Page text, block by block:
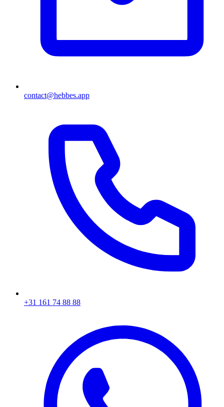
contact@hebbes.app
+31 161 74 88 88‬​​​​‌ ‍ ​‍​‍‌‍ ‌ ​‍‌‍‍‌‌‍‌ ‌‍‍‌‌‍ ‍​‍​‍​ ‍‍​‍​‍‌ ​ ‌‍​‌‌‍ ‍‌‍‍‌‌ ‌​‌ ‍‌​‍ ‍‌‍‍‌‌‍ ​‍​‍​‍ ​​‍​‍‌‍‍​‌ ​‍‌‍‌‌‌‍‌‍​‍​‍​ ‍‍​‍​‍‌‍‍​‌ ‌​‌ ‌​‌ ​​​ ‍‍​‍ ​‍ ‌‍ ​‌‍ ‌‍​ ‌‍​‌‌‍ ​‌‍‍​‌‍ ‌ ​ ‌ ‌​​ ‍‍​ ​ ​ ​ ​ ​ ​ ​ ​‍ ‌‍‍‌‌‍ ‍‌ ‌​‌‍‌‌‌‍ ‍‌ ‌​​‍ ‌‍‌‌‌‍‌​‌‍‍‌‌ ‌​​‍ ‌‍ ‌‌‍ ‌‍‌​‌‍‌‌​ ‌‌ ​​‌ ​‍‌‍‌‌‌ ​ ‌‍‌‌‌‍ ‍‌ ‌​‌‍​‌‌ ‌​‌‍‍‌‌‍ ‌‍ ‍​ ‍ ‌‍‍‌‌‍‌​​ ‌‌‍‌ ‌‍ ​‌‍ ‌‍​‍‌‍​‌‌‍ ​​ ‍ ‌ ‌​‌ ‍‌‌ ​​‌‍‌‌​ ‌‌‍‌ ‌‍ ​‌‍ ‌‍​‍‌‍​‌‌‍ ​​ ‍ ‌ ​​‌‍​‌‌ ‌​‌‍‍​​ ‌‌‍​ ‌‍ ‌‍ ‍‌ ‌​‌‍​‌‌‍​ ‌ ‌​​‍ ‍‌ ​​‌‍‍​‌‍ ‌‍ ‍‌‍‌‌​ ‌‍​‍‌‍​‌‌ ​ ‌‍‌‌‌‌‌‌‌ ​‍‌‍ ​​ ‌‌‍‍​‌ ‌​‌ ‌​‌ ​​​‍‌‌​ ​ ‌​​‌​‍‌‌​ ​‍‌​‌‍​‍‌‌​ ​‍‌​‌‍‌‍ ​‌‍ ‌‍​ ‌‍​‌‌‍ ​‌‍‍​‌‍ ‌ ​ ‌ ‌​​‍‌‌​ ​ ‌​​‌​ ​ ​ ​ ​ ​ ​ ​ ​‍‌‍‌‍‍‌‌‍‌​​ ‌‌‍‌ ‌‍ ​‌‍ ‌‍​‍‌‍​‌‌‍ ​​‍‌‍‌ ‌​‌ ‍‌‌ ​​‌‍‌‌​ ‌‌‍‌ ‌‍ ​‌‍ ‌‍​‍‌‍​‌‌‍ ​​‍‌‍‌ ​​‌‍​‌‌ ‌​‌‍‍​​ ‌‌‍​ ‌‍ ‌‍ ‍‌ ‌​‌‍​‌‌‍​ ‌ ‌​​‍ ‍‌ ​​‌‍‍​‌‍ ‌‍ ‍‌‍‌‌​‍‌‍‌ ​​‌‍‌‌‌ ​‍‌ ​ ‌ ​​‌‍‌‌‌‍​ ‌ ‌​‌‍‍‌‌ ‌‍‌‍‌‌​ ‌‌ ​​‌ ‌‌‌‍​‍‌‍ ​‌‍‍‌‌ ​ ‌‍‍​‌‍‌‌‌‍‌​​‍​‍‌ ‌